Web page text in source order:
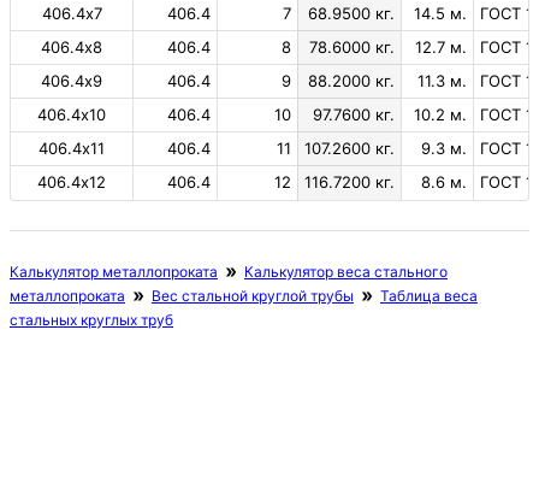
406.4х7
406.4 7 68.9500 кг. 14.5 м.
ГОСТ
406.4х8
406.4 8 78.6000 кг. 12.7 м.
ГОСТ
406.4х9
406.4 9 88.2000 кг. 11.3 м.
ГОСТ
406.4х10
406.4 10 97.7600 кг. 10.2 м.
ГОСТ
406.4х11
406.4 11 107.2600 кг. 9.3 м.
ГОСТ
406.4х12
406.4 12 116.7200 кг. 8.6 м. ГОСТ
Калькулятор металлопроката
Калькулятор веса стального
металлопроката
Вес стальной круглой трубы
Таблица веса
стальных круглых труб